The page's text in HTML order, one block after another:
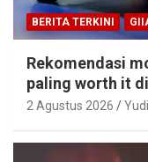
BERITA TERKINI
Rekomendasi
paling worth it
2 Agustus 2026